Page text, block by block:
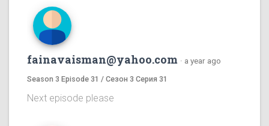
fainavaisman@yahoo.com · a year ago
Season 3 Episode 31 / Сезон 3 Серия 31
Next episode please